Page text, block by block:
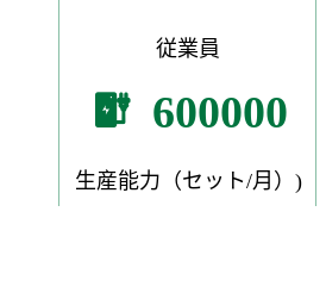
従業員
600000
生産能力（セット/月）)